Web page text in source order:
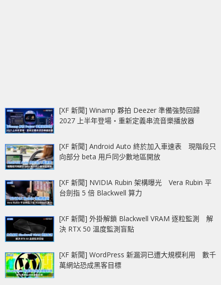
[XF 新聞] Winamp 夥拍 Deezer 準備強勢回歸
2027 上半年登場‧重新定義串流音樂播放器
[XF 新聞] Android Auto 終於加入車速表 現階段只
向部分 beta 用戶同少數地區開放
[XF 新聞] NVIDIA Rubin 架構曝光 Vera Rubin 平
台劍指 5 倍 Blackwell 算力
[XF 新聞] 外掛解鎖 Blackwell VRAM 逐粒監測 解
決 RTX 50 溫度監測盲點
[XF 新聞] WordPress 新漏洞已遭大規模利用 數千
萬網站恐成黑客目標